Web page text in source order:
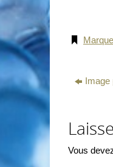
Image
Vous